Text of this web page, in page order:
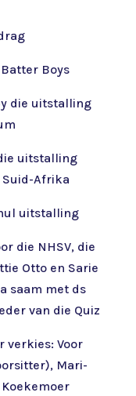
Boys
die uitstalling
uitstalling
Afrika
uitstalling
die NHSV, die
Otto en Sarie
saam met ds
van die Quiz
verkies: Voor
Mari-